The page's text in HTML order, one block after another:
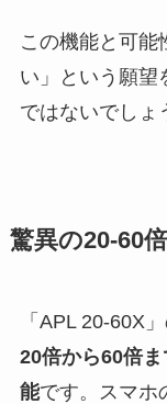
この機能と可能
い」という願望
ではないでしょ
驚異の20-60
「APL 20-60X
20倍から60倍
能です。スマホ